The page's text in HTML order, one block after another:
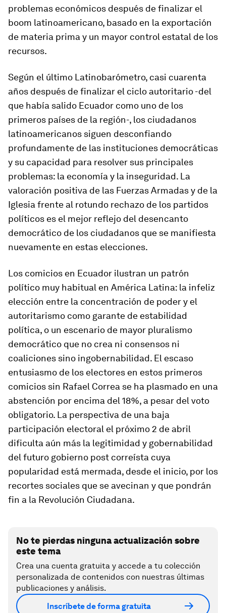
problemas económicos después de finalizar el
boom latinoamericano, basado en la exportación
de materia prima y un mayor control estatal de los
recursos.
Según el último Latinobarómetro, casi cuarenta
años después de finalizar el ciclo autoritario -del
que había salido Ecuador como uno de los
primeros países de la región-, los ciudadanos
latinoamericanos siguen desconfiando
profundamente de las instituciones democráticas
y su capacidad para resolver sus principales
problemas: la economía y la inseguridad. La
valoración positiva de las Fuerzas Armadas y de la
Iglesia frente al rotundo rechazo de los partidos
políticos es el mejor reflejo del desencanto
democrático de los ciudadanos que se manifiesta
nuevamente en estas elecciones.
Los comicios en Ecuador ilustran un patrón
político muy habitual en América Latina: la infeliz
elección entre la concentración de poder y el
autoritarismo como garante de estabilidad
política, o un escenario de mayor pluralismo
democrático que no crea ni consensos ni
coaliciones sino ingobernabilidad. El escaso
entusiasmo de los electores en estos primeros
comicios sin Rafael Correa se ha plasmado en una
abstención por encima del 18%, a pesar del voto
obligatorio. La perspectiva de una baja
participación electoral el próximo 2 de abril
dificulta aún más la legitimidad y gobernabilidad
del futuro gobierno post correísta cuya
popularidad está mermada, desde el inicio, por los
recortes sociales que se avecinan y que pondrán
fin a la Revolución Ciudadana.
No te pierdas ninguna actualización sobre
este tema
Crea una cuenta gratuita y accede a tu colección
personalizada de contenidos con nuestras últimas
publicaciones y análisis.
Inscríbete de forma gratuita